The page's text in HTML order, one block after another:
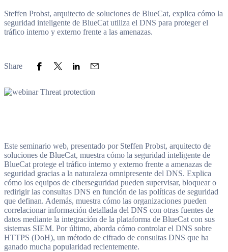
Steffen Probst, arquitecto de soluciones de BlueCat, explica cómo la
seguridad inteligente de BlueCat utiliza el DNS para proteger el
tráfico interno y externo frente a las amenazas.
Share Share to Facebook
Share to Twitter
Share to LinkedIn
Share to Email
Este seminario web, presentado por Steffen Probst, arquitecto de
soluciones de BlueCat, muestra cómo la seguridad inteligente de
BlueCat protege el tráfico interno y externo frente a amenazas de
seguridad gracias a la naturaleza omnipresente del DNS. Explica
cómo los equipos de ciberseguridad pueden supervisar, bloquear o
redirigir las consultas DNS en función de las políticas de seguridad
que definan. Además, muestra cómo las organizaciones pueden
correlacionar información detallada del DNS con otras fuentes de
datos mediante la integración de la plataforma de BlueCat con sus
sistemas SIEM. Por último, aborda cómo controlar el DNS sobre
HTTPS (DoH), un método de cifrado de consultas DNS que ha
ganado mucha popularidad recientemente.